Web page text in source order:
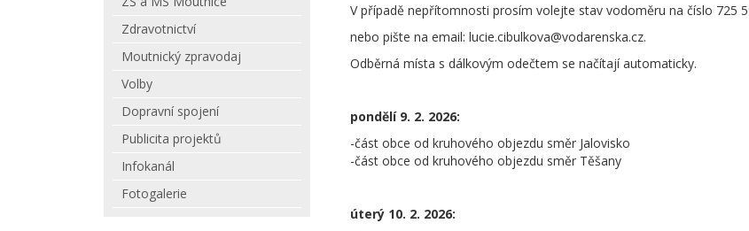
Zdravotnictví
Moutnický zpravodaj
Volby
Dopravní spojení
Publicita projektů
Infokanál
Fotogalerie
V případě nepřítomnosti prosím volejte stav vodoměru na číslo 725
nebo pište na email: lucie.cibulkova@vodarenska.cz.
Odběrná místa s dálkovým odečtem se načítají automaticky.
pondělí 9. 2. 2026:
-část obce od kruhového objezdu směr Jalovisko
-část obce od kruhového objezdu směr Těšany
úterý 10. 2. 2026: